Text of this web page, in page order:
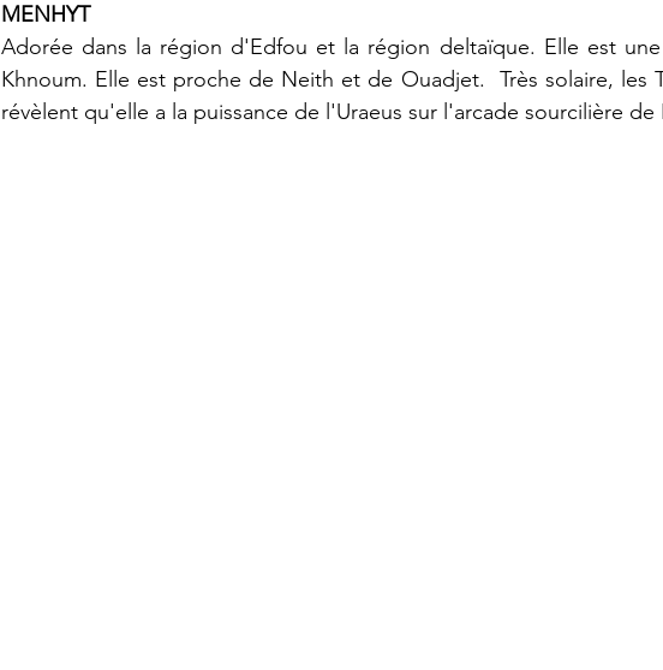
MENHYT
Adorée dans la région d'Edfou et la région deltaïque. Elle est
Khnoum. Elle est proche de Neith et de Ouadjet.  Très solaire, les
révèlent qu'elle a la puissance de l'Uraeus sur l'arcade sourcilière de